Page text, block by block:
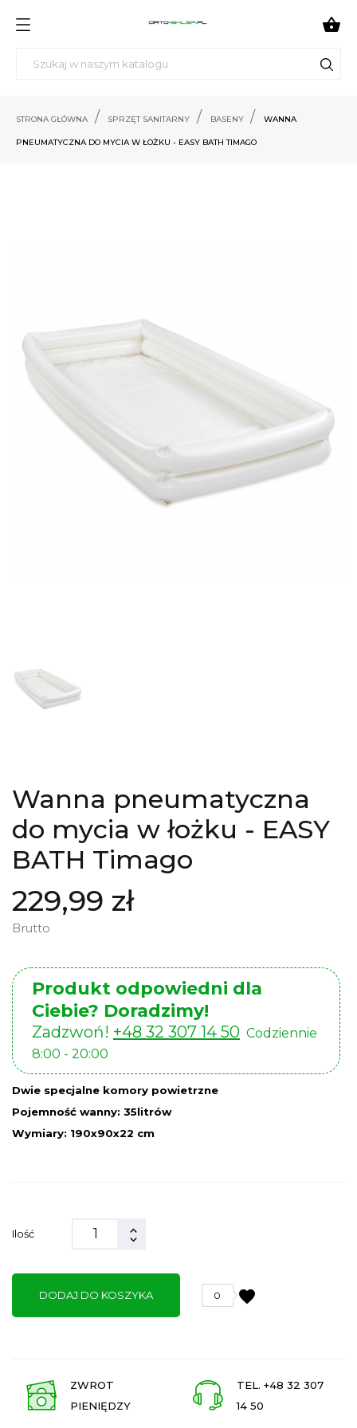

STRONA GŁÓWNA SPRZĘT SANITARNY BASENY WANNA
PNEUMATYCZNA DO MYCIA W ŁOŻKU - EASY BATH TIMAGO
Wanna pneumatyczna
do mycia w łożku - EASY
BATH Timago
229,99 zł
Brutto
Produkt odpowiedni dla
Ciebie? Doradzimy!
Zadzwoń! +48 32 307 14 50 Codziennie
8:00 - 20:00
Dwie specjalne komory powietrzne
Pojemność wanny: 35litrów
Wymiary: 190x90x22 cm
Ilość
DODAJ DO KOSZYKA favorite
0
ZWROT
PIENIĘDZY
TEL. +48 32 307
14 50